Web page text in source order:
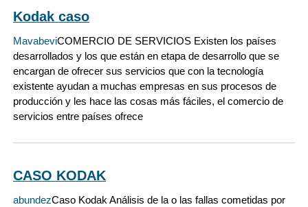
Kodak caso
MavabeviCOMERCIO DE SERVICIOS Existen los países
desarrollados y los que están en etapa de desarrollo que se
encargan de ofrecer sus servicios que con la tecnología
existente ayudan a muchas empresas en sus procesos de
producción y les hace las cosas más fáciles, el comercio de
servicios entre países ofrece
CASO KODAK
abundezCaso Kodak Análisis de la o las fallas cometidas por